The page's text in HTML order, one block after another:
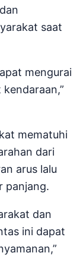
saat
mengurai
mematuhi
dari
arus lalu
panjang.
dan
ini dapat